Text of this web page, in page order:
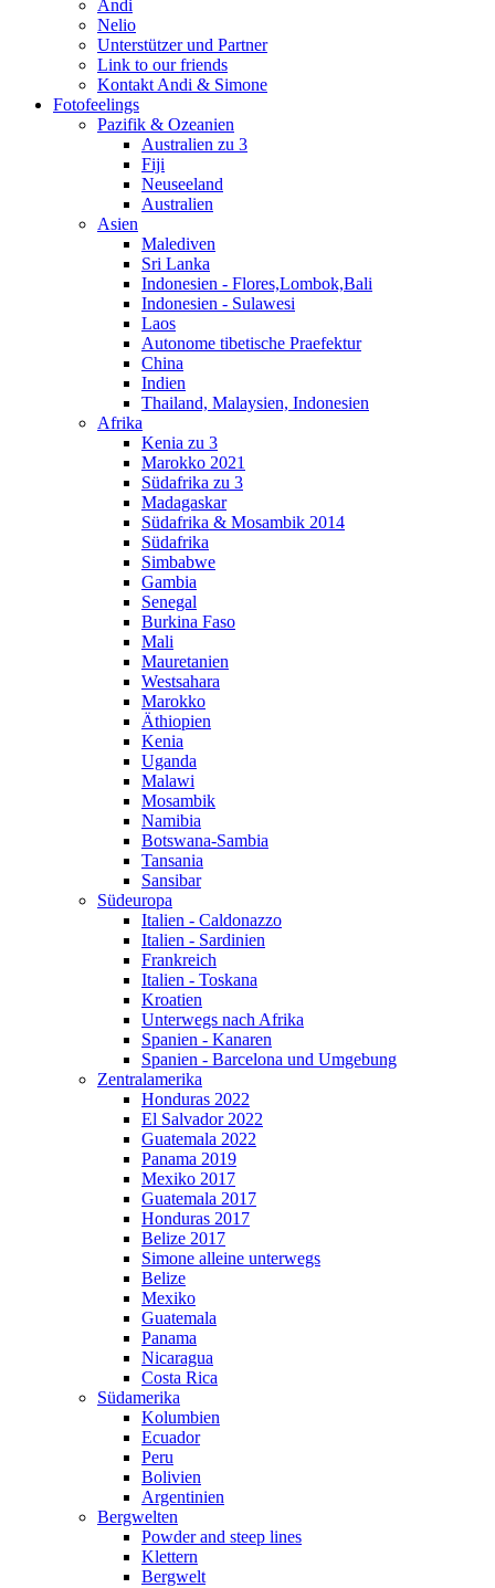
Andi
Nelio
Unterstützer und Partner
Link to our friends
Kontakt Andi & Simone
Fotofeelings
Pazifik & Ozeanien
Australien zu 3
Fiji
Neuseeland
Australien
Asien
Malediven
Sri Lanka
Indonesien - Flores,Lombok,Bali
Indonesien - Sulawesi
Laos
Autonome tibetische Praefektur
China
Indien
Thailand, Malaysien, Indonesien
Afrika
Kenia zu 3
Marokko 2021
Südafrika zu 3
Madagaskar
Südafrika & Mosambik 2014
Südafrika
Simbabwe
Gambia
Senegal
Burkina Faso
Mali
Mauretanien
Westsahara
Marokko
Äthiopien
Kenia
Uganda
Malawi
Mosambik
Namibia
Botswana-Sambia
Tansania
Sansibar
Südeuropa
Italien - Caldonazzo
Italien - Sardinien
Frankreich
Italien - Toskana
Kroatien
Unterwegs nach Afrika
Spanien - Kanaren
Spanien - Barcelona und Umgebung
Zentralamerika
Honduras 2022
El Salvador 2022
Guatemala 2022
Panama 2019
Mexiko 2017
Guatemala 2017
Honduras 2017
Belize 2017
Simone alleine unterwegs
Belize
Mexiko
Guatemala
Panama
Nicaragua
Costa Rica
Südamerika
Kolumbien
Ecuador
Peru
Bolivien
Argentinien
Bergwelten
Powder and steep lines
Klettern
Bergwelt